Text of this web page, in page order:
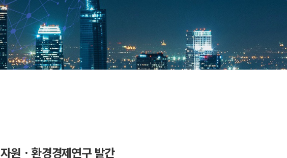
자원ㆍ환경경제연구 발간